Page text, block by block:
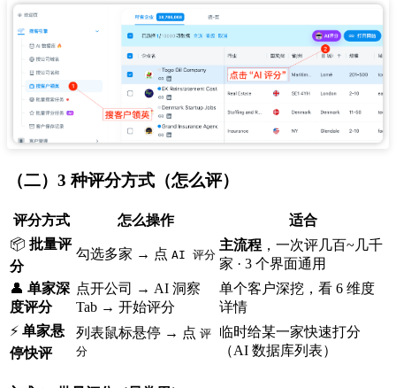
（二）3 种评分方式（怎么评）
评分方式 怎么操作
适合
📦 批量评
分
勾选多家 → 点 AI 评分
主流程 ，一次评几百~几千
家 · 3 个界面通用
👤 单家深
度评分
点开公司 → AI 洞察
Tab → 开始评分
单个客户深挖，看 6 维度
详情
⚡ 单家悬
停快评
列表鼠标悬停 → 点 评
分
临时给某一家快速打分
（AI 数据库列表）